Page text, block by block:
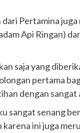
Pertamina
Api Ringan)
saja yang
pertama
dengan sangat
sangat senang
ini juga